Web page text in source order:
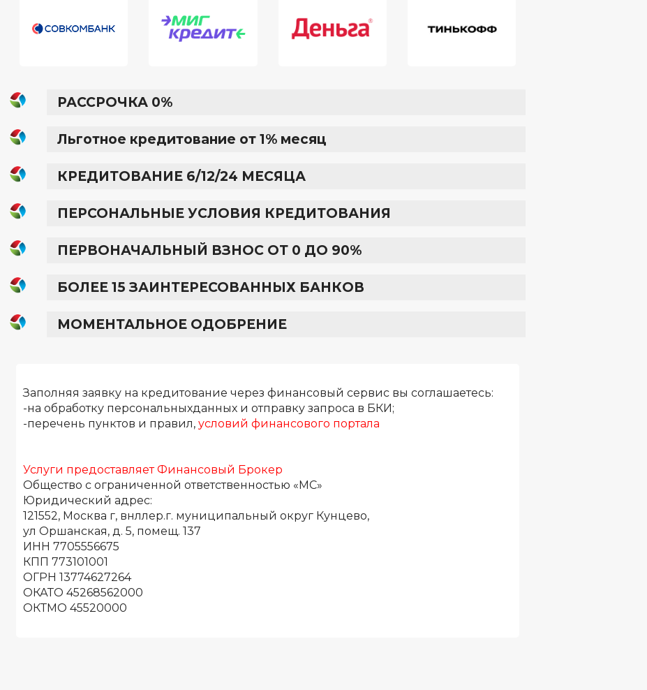
РАССРОЧКА 0%
Льготное кредитование от 1% месяц
КРЕДИТОВАНИЕ 6/12/24 МЕСЯЦА
ПЕРСОНАЛЬНЫЕ УСЛОВИЯ КРЕДИТОВАНИЯ
ПЕРВОНАЧАЛЬНЫЙ ВЗНОС ОТ 0 ДО 90%
БОЛЕЕ 15 ЗАИНТЕРЕСОВАННЫХ БАНКОВ
МОМЕНТАЛЬНОЕ ОДОБРЕНИЕ
Заполняя заявку на кредитование через финансовый сервис вы соглашаетесь:
-на обработку персональныхданных и отправку запроса в БКИ;
-перечень пунктов и правил, условий финансового портала
Услуги предоставляет Финансовый Брокер
Общество с ограниченной ответственностью «МС»
Юридический адрес:
121552, Москва г, внллер.г. муниципальный округ Кунцево,
ул Оршанская, д. 5, помещ. 137
ИНН 7705556675
КПП 773101001
ОГРН 13774627264
ОКАТО 45268562000
ОКТМО 45520000